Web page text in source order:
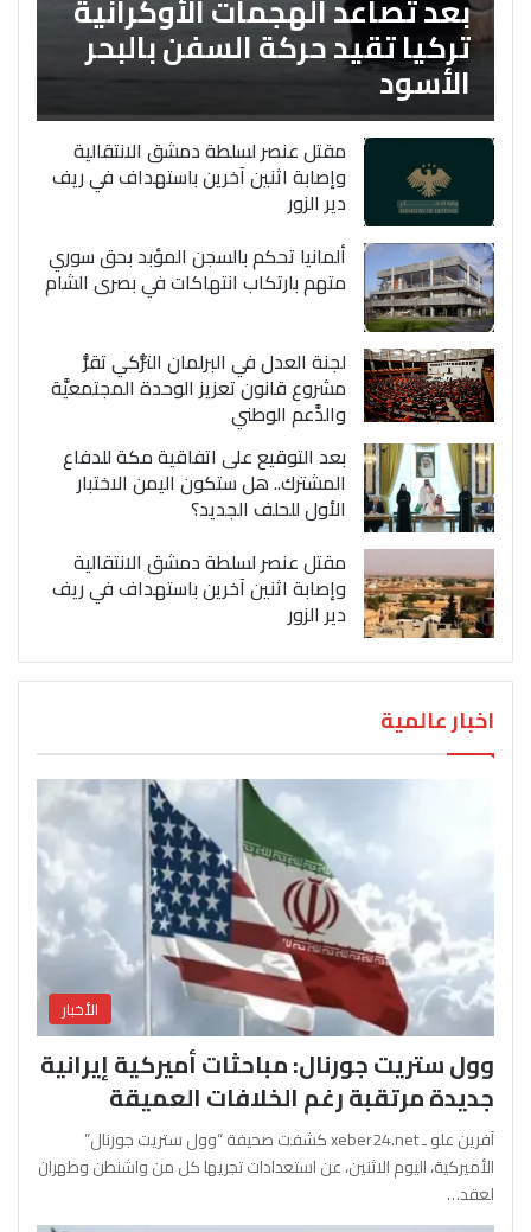
تركيا تقيد حركة السفن بالبحر
الأسود
مقتل عنصر لسلطة دمشق الانتقالية
وإصابة اثنين آخرين باستهداف في ريف
دير الزور
ألمانيا تحكم بالسجن المؤبد بحق سوري
متهم بارتكاب انتهاكات في بصرى الشام
لجنة العدل في البرلمان التُّركي تقرُّ
مشروع قانون تعزيز الوحدة المجتمعيَّة
والدَّعم الوطني
بعد التوقيع على اتفاقية مكة للدفاع
المشترك.. هل ستكون اليمن الاختبار
الأول للحلف الجديد؟
مقتل عنصر لسلطة دمشق الانتقالية
وإصابة اثنين آخرين باستهداف في ريف
دير الزور
اخبار عالمية
الأخبار
وول ستريت جورنال: مباحثات أميركية إيرانية
جديدة مرتقبة رغم الخلافات العميقة
آفرين علو ـ xeber24.net كشفت صحيفة “وول ستريت جورنال”
الأميركية، اليوم الاثنين، عن استعدادات تجريها كل من واشنطن وطهران
لعقد…